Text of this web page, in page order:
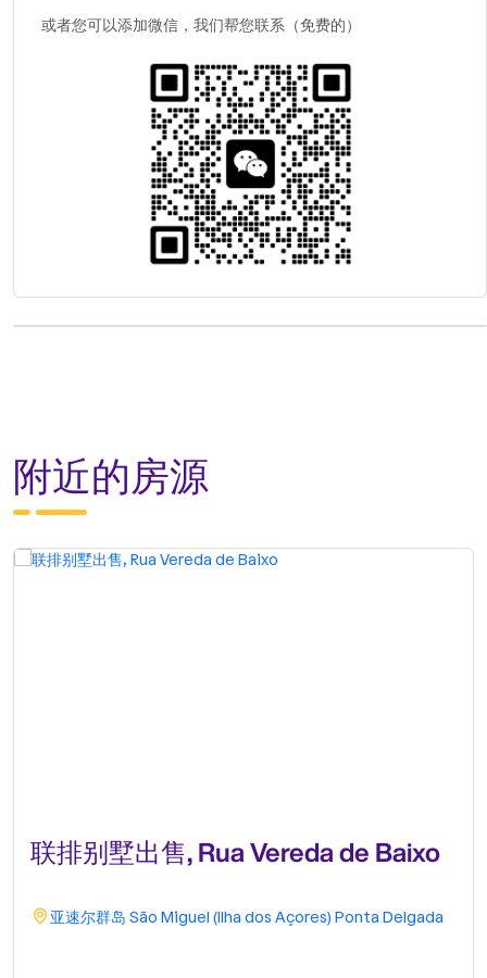
或者您可以添加微信，我们帮您联系（免费的）
附近的房源
联排别墅出售, Rua Vereda de Baixo
亚速尔群岛 São Miguel (Ilha dos Açores) Ponta Delgada